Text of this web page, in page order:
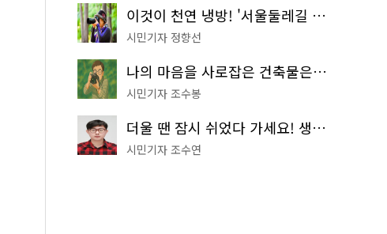
이것이 천연 냉방! '서울둘레길 9코스'로 숲속 피서 떠나볼까
시민기자 정향선
나의 마음을 사로잡은 건축물은? '서울시 건축상' 수상작 공개!
시민기자 조수봉
더울 땐 잠시 쉬었다 가세요! 생수 냉장고부터 해피소·무더위쉼터까지
시민기자 조수연